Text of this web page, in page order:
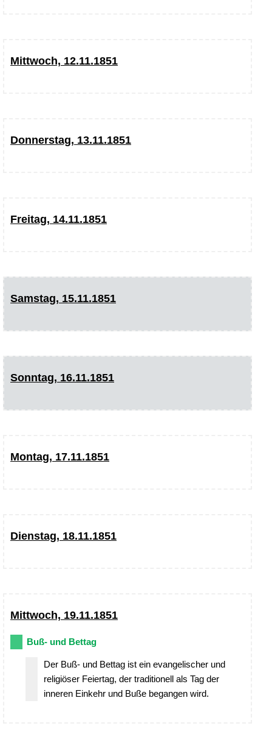
Mittwoch, 12.11.1851
Donnerstag, 13.11.1851
Freitag, 14.11.1851
Samstag, 15.11.1851
Sonntag, 16.11.1851
Montag, 17.11.1851
Dienstag, 18.11.1851
Mittwoch, 19.11.1851
Buß- und Bettag
Der Buß- und Bettag ist ein evangelischer und
religiöser Feiertag, der traditionell als Tag der
inneren Einkehr und Buße begangen wird.